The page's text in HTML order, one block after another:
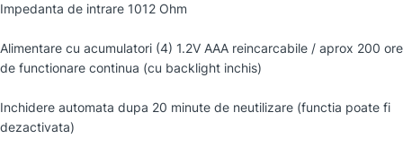
Impedanta de intrare 1012 Ohm
Alimentare cu acumulatori (4) 1.2V AAA reincarcabile / aprox 200 ore
de functionare continua (cu backlight inchis)
Inchidere automata dupa 20 minute de neutilizare (functia poate fi
dezactivata)